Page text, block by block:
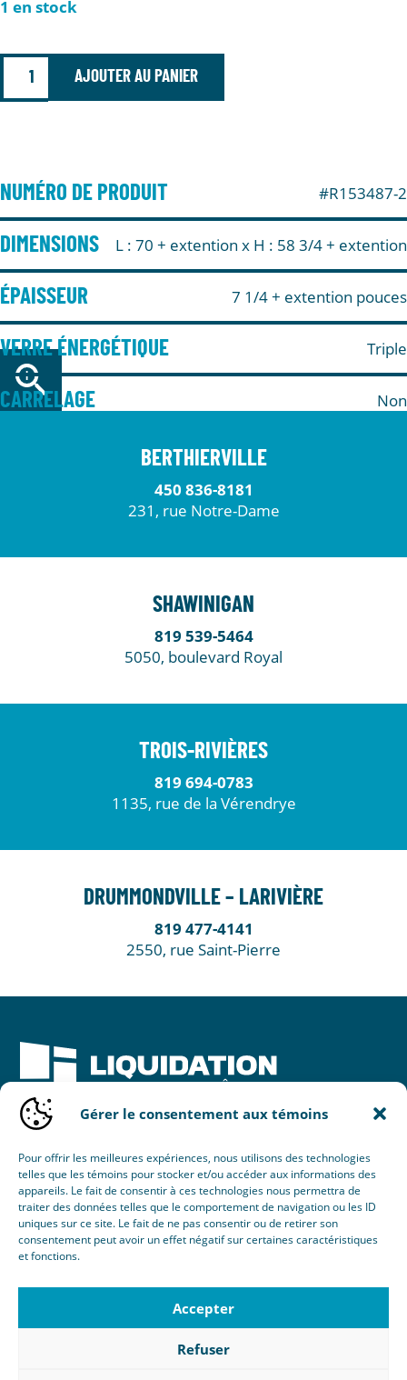
Gérer le consentement aux témoins
Pour offrir les meilleures expériences, nous utilisons des technologies
telles que les témoins pour stocker et/ou accéder aux informations des
appareils. Le fait de consentir à ces technologies nous permettra de
traiter des données telles que le comportement de navigation ou les ID
uniques sur ce site. Le fait de ne pas consentir ou de retirer son
consentement peut avoir un effet négatif sur certaines caractéristiques
et fonctions.
Accepter
Refuser
1 en stock
AJOUTER AU PANIER
NUMÉRO DE PRODUIT #R153487-2
DIMENSIONS L : 70 + extention x H : 58 3/4 + extention
ÉPAISSEUR 7 1/4 + extention pouces
VERRE ÉNERGÉTIQUE Triple
CARRELAGE Non
BERTHIERVILLE
450 836-8181
231, rue Notre-Dame
SHAWINIGAN
819 539-5464
5050, boulevard Royal
TROIS-RIVIÈRES
819 694-0783
1135, rue de la Vérendrye
DRUMMONDVILLE – LARIVIÈRE
819 477-4141
2550, rue Saint-Pierre
Une initiative de :
© 2026 Nouvel Horizon Portes & Fenêtres Inc.
Tous droits réservés.
Politique de confidentialité|Gérer le consentement aux